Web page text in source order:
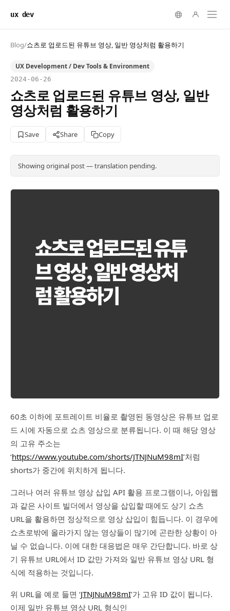
ux dev
Blog/쇼츠로 업로드된 유튜브 영상, 일반 영상처럼 활용하기
UX Development / Dev Tools & Environment
2024-06-26
쇼츠로 업로드된 유튜브 영상, 일반
영상처럼 활용하기
Save Share Copy
Showing original post — translation pending.
60초 이하에 포트레이트 비율로 촬영된 동영상은 유튜브 업로
드 시에 자동으로 쇼츠 영상으로 분류됩니다. 이 때 해당 영상
의 고유 주소는
‘https://www.youtube.com/shorts/JTNJNuM98mI’처럼
shorts가 중간에 위치하게 됩니다.
그러나 여러 유튜브 영상 삽입 API 활용 프로그램이나, 아임웹
과 같은 사이트 빌더에서 영상을 삽입할 때에도 상기 쇼츠
URL을 활용하면 정상적으로 영상 삽입이 힘듭니다. 이 경우에
쇼츠로밖에 올라가지 않는 영상들이 많기에 곤란한 상황이 아
닐 수 없습니다. 이에 대한 대응법은 매우 간단합니다. 바로 상
기 유튜브 URL에서 ID 값만 가져와 일반 유튜브 영상 URL 형
식에 적용하는 것입니다.
위 URL을 예로 들면 ‘JTNJNuM98mI’가 고유 ID 값이 됩니다.
이제 일반 유튜브 영상 URL 형식인